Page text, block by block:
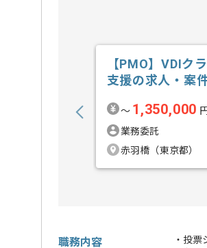
【PMO】VDIク
支援の求人・案
〜 1,350,000
業務委託
赤羽橋（東京都）
職務内容
・投票